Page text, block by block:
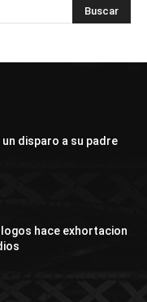
disparo a su padre
hace exhortacion